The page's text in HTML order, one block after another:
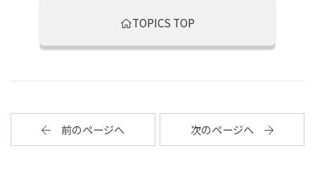
TOPICS TOP
前のページへ 次のページへ